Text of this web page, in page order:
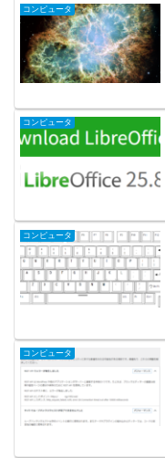
コンピュータ
コンピュータ
コンピュータ
コンピュータ